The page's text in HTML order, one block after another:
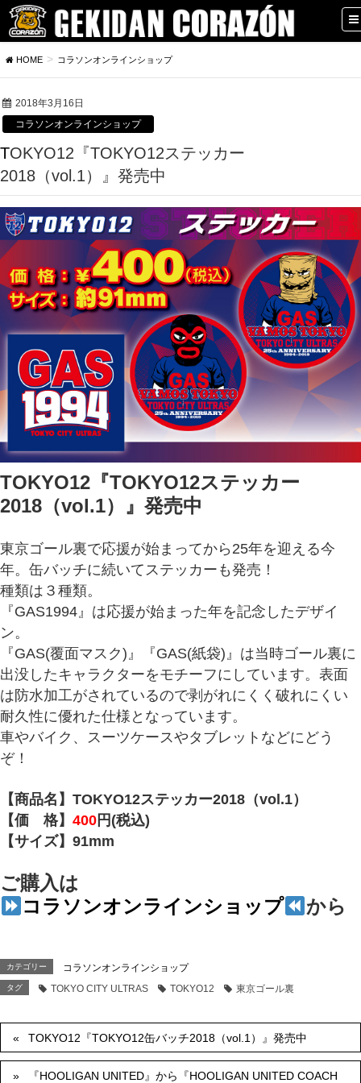
HOME コラソンオンラインショップ
2018年3月16日
コラソンオンラインショップ
TOKYO12『TOKYO12ステッカー
2018（vol.1）』発売中
TOKYO12『TOKYO12ステッカー
2018（vol.1）』発売中
東京ゴール裏で応援が始まってから25年を迎える今
年。缶バッチに続いてステッカーも発売！
種類は３種類。
『GAS1994』は応援が始まった年を記念したデザイ
ン。
『GAS(覆面マスク)』『GAS(紙袋)』は当時ゴール裏に
出没したキャラクターをモチーフにしています。表面
は防水加工がされているので剥がれにくく破れにくい
耐久性に優れた仕様となっています。
車やバイク、スーツケースやタブレットなどにどう
ぞ！
【商品名】TOKYO12ステッカー2018（vol.1）
【価 格】 400 円(税込)
【サイズ】91mm
ご購入は
コラソンオンラインショップ
から
カテゴリー コラソンオンラインショップ
タグ TOKYO CITY ULTRAS TOKYO12 東京ゴール裏
TOKYO12『TOKYO12缶バッチ2018（vol.1）』発売中
『HOOLIGAN UNITED』から『HOOLIGAN UNITED COACH